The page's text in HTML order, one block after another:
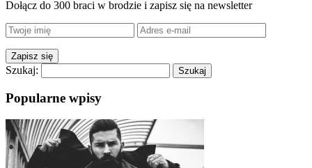
Dołącz do 300 braci w brodzie i zapisz się na newsletter
Szukaj:
Popularne wpisy